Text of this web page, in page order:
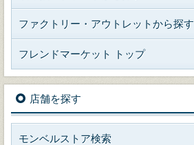
ファクトリー・アウトレットから探す
フレンドマーケット トップ
店舗を探す
モンベルストア検索